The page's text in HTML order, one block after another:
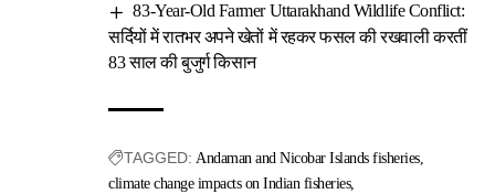
83-Year-Old Farmer Uttarakhand Wildlife Conflict:
सर्दियों में रातभर अपने खेतों में रहकर फसल की रखवाली करतीं
83 साल की बुजुर्ग किसान
TAGGED: Andaman and Nicobar Islands fisheries
climate change impacts on Indian fisheries